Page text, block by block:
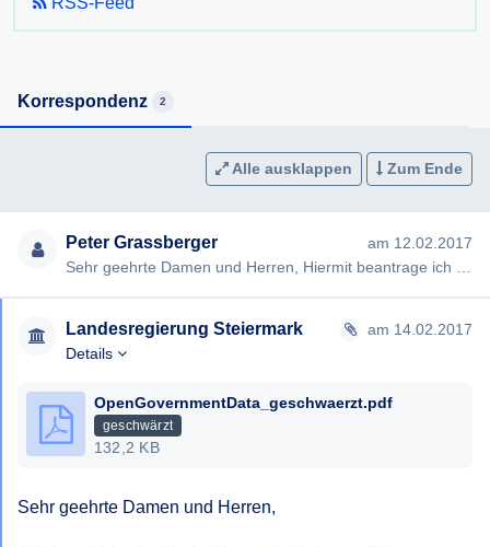
Korrespondenz 2
Alle ausklappen Zum Ende
Peter Grassberger
am 12.02.2017
Landesregierung Steiermark
am 14.02.2017
Details
OpenGovernmentData_geschwaerzt.pdf
geschwärzt
132,2 KB
Sehr geehrte Damen und Herren,